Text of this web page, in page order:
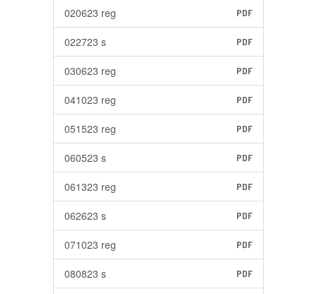
020623 reg PDF
022723 s PDF
030623 reg PDF
041023 reg PDF
051523 reg PDF
060523 s PDF
061323 reg PDF
062623 s PDF
071023 reg PDF
080823 s PDF